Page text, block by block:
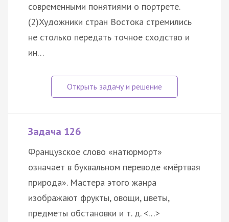
современными понятиями о портрете.
(2)Художники стран Востока стремились
не столько передать точное сходство и
ин…
Задача 126
Французское слово «натюрморт»
означает в буквальном переводе «мёртвая
природа». Мастера этого жанра
изображают фрукты, овощи, цветы,
предметы обстановки и т. д. <…>